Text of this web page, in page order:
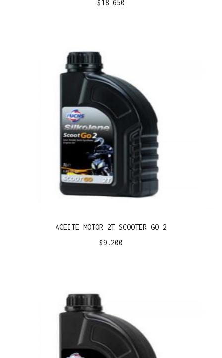
$18.650
ACEITE MOTOR 2T SCOOTER GO 2
$9.200